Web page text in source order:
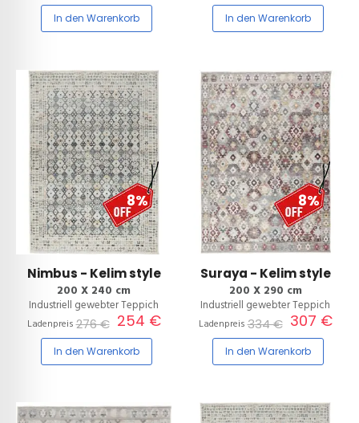
In den Warenkorb In den Warenkorb
8%
Nimbus - Kelim style
200 X 240 cm
Industriell gewebter Teppich
Ladenpreis276 € 254 €
In den Warenkorb
8%
Suraya - Kelim style
200 X 290 cm
Industriell gewebter Teppich
Ladenpreis334 € 307 €
In den Warenkorb